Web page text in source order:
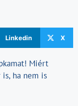
Linkedin X
Miért
ha nem is